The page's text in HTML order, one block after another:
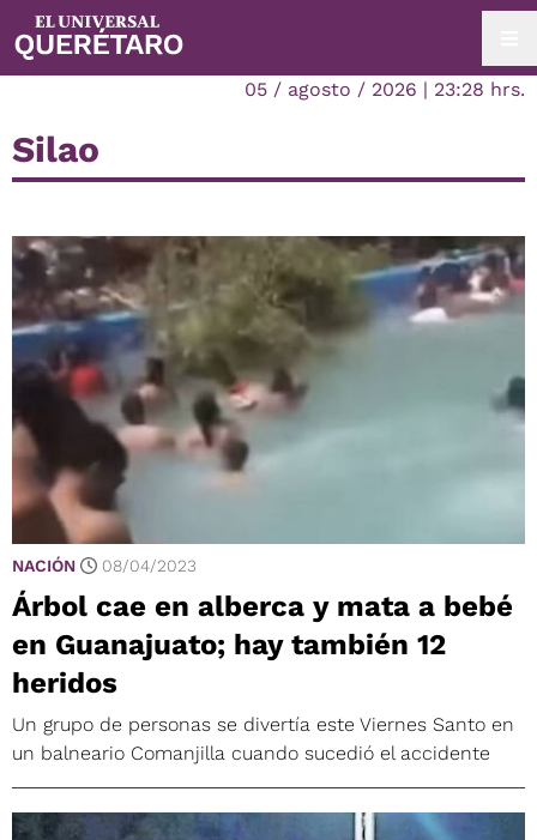
05 / agosto / 2026 | 23:28 hrs.
Silao
NACIÓN 08/04/2023
Árbol cae en alberca y mata a bebé
en Guanajuato; hay también 12
heridos
Un grupo de personas se divertía este Viernes Santo en
un balneario Comanjilla cuando sucedió el accidente